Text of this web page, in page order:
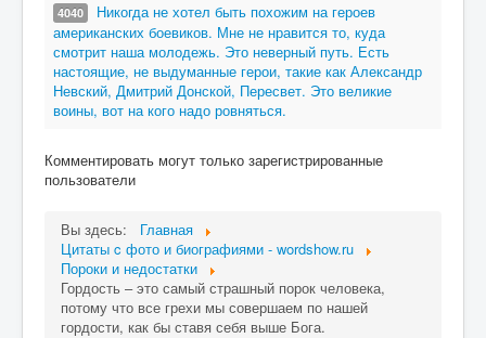
4040
Никогда не хотел быть похожим на героев
американских боевиков. Мне не нравится то, куда
смотрит наша молодежь. Это неверный путь. Есть
настоящие, не выдуманные герои, такие как Александр
Невский, Дмитрий Донской, Пересвет. Это великие
воины, вот на кого надо ровняться.
Комментировать могут только зарегистрированные
пользователи
Вы здесь:
Главная
Цитаты c фото и биографиями - wordshow.ru
Пороки и недостатки
Гордость – это самый страшный порок человека,
потому что все грехи мы совершаем по нашей
гордости, как бы ставя себя выше Бога.